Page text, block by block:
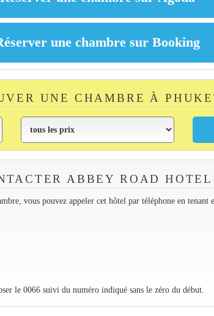
UNE CHAMBRE À
ABBEY ROAD HOTEL
vous pouvez appeler cet hôtel par téléphone en tenant
le 0066 suivi du numéro indiqué sans le zéro du début.